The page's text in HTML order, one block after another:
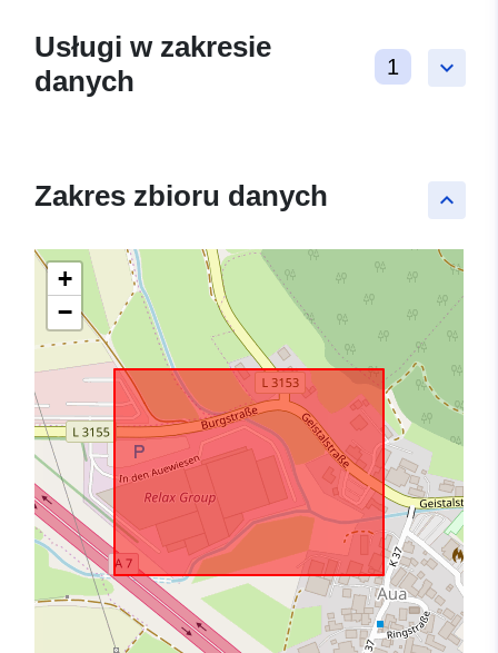
keyboard_arrow_down
Usługi w zakresie
danych
1
keyboard_arrow_up
Zakres zbioru danych
+
−